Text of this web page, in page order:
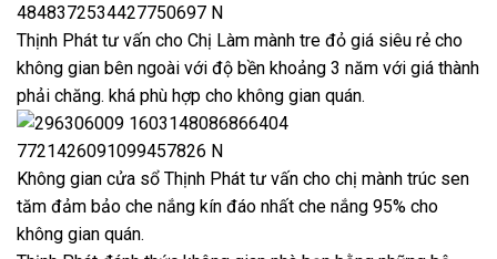
Thịnh Phát tư vấn cho Chị Làm mành tre đỏ giá siêu rẻ cho
không gian bên ngoài với độ bền khoảng 3 năm với giá thành
phải chăng. khá phù hợp cho không gian quán.
Không gian cửa sổ Thịnh Phát tư vấn cho chị mành trúc sen
tăm đảm bảo che nắng kín đáo nhất che nắng 95% cho
không gian quán.